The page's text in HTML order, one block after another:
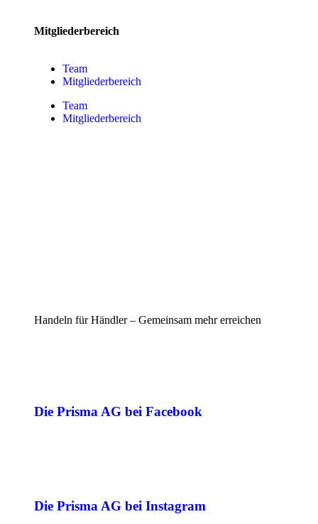
Mitgliederbereich
Team
Mitgliederbereich
Team
Mitgliederbereich
Handeln für Händler – Gemeinsam mehr erreichen
Die Prisma AG bei Facebook
Die Prisma AG bei Instagram